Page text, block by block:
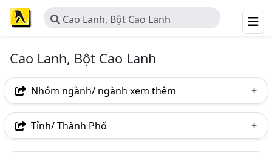
Cao Lanh, Bột Cao Lanh
Cao Lanh, Bột Cao Lanh
Nhóm ngành/ ngành xem thêm
Ngành nghề
Tỉnh/ Thành Phố